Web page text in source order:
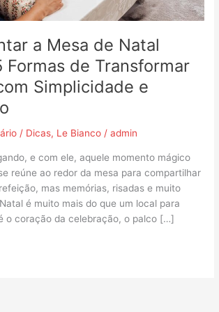
a Mesa de Natal
Formas de Transformar
Simplicidade e
/ Dicas, Le Bianco /admin
e com ele, aquele momento mágico
reúne ao redor da mesa para compartilhar
mas memórias, risadas e muito
é muito mais do que um local para
o coração da celebração, o palco […]